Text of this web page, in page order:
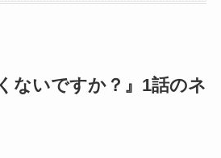
ないですか？』1話のネ